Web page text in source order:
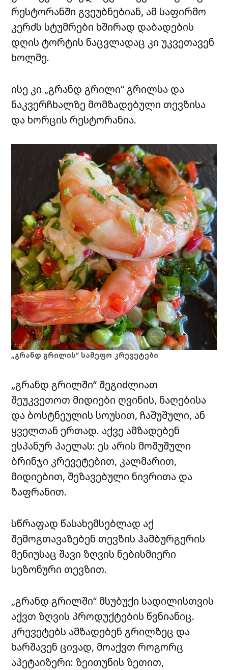
რესტორანში გვეუბნებიან, ამ საფირმო
კერძს სტუმრები ხშირად დაბადების
დღის ტორტის ნაცვლადაც კი უკვეთავენ
ხოლმე.
ისე კი „გრანდ გრილი“ გრილსა და
ნაკვერჩხალზე მომზადებული თევზისა
და ხორცის რესტორანია.
„გრანდ გრილის” სამეფო კრევეტები
„გრანდ გრილში“ შეგიძლიათ
შეუკვეთოთ მიდიები ღვინის, ნაღებისა
და ბოსტნეულის სოუსით, ჩაშუშული, ან
ყველთან ერთად. აქვე ამზადებენ
ესპანურ პაელას: ეს არის მოშუშული
ბრინჯი კრევეტებით, კალმარით,
მიდიებით, შეზავებული ნივრითა და
ზაფრანით.
სწრაფად წასახემსებლად აქ
შემოგთავაზებენ თევზის ჰამბურგერის
მენიუსაც შავი ზღვის ნებისმიერი
სეზონური თევზით.
„გრანდ გრილში“ მსუბუქი სადილისთვის
აქვთ ზღვის პროდუქტების წვნიანიც.
კრევეტებს ამზადებენ გრილზეც და
ხარშავენ ცივად, მოაქვთ როგორც
აპეტაიზერი: ზეითუნის ზეთით,